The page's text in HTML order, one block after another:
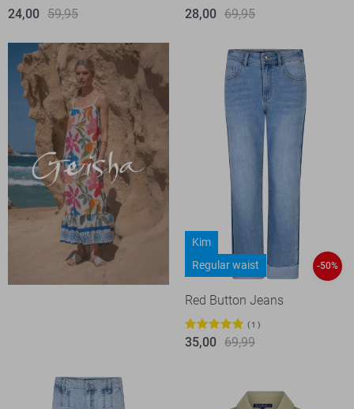
24,00 59,95
28,00 69,95
Kim
Regular waist
-50%
Red Button Jeans
1
35,00 69,99